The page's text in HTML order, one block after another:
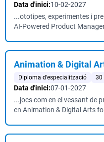
Data d'inici:10-02-2027
...ototipes, experimentes i
AI-Powered Product
Animation & Digital
Diploma d'especialització 30
Data d'inici:07-01-2027
...jocs com en el vessant de
en Animation & Digital Arts